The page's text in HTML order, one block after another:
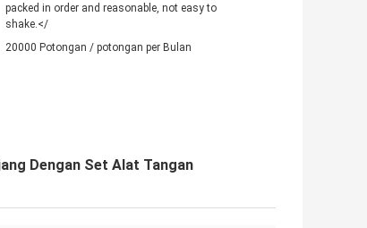
packed in order and reasonable, not easy to
shake.</
20000 Potongan / potongan per Bulan
Dengan Set Alat Tangan